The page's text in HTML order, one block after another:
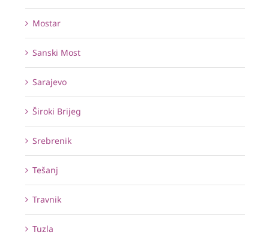
Mostar
Sanski Most
Sarajevo
Široki Brijeg
Srebrenik
Tešanj
Travnik
Tuzla